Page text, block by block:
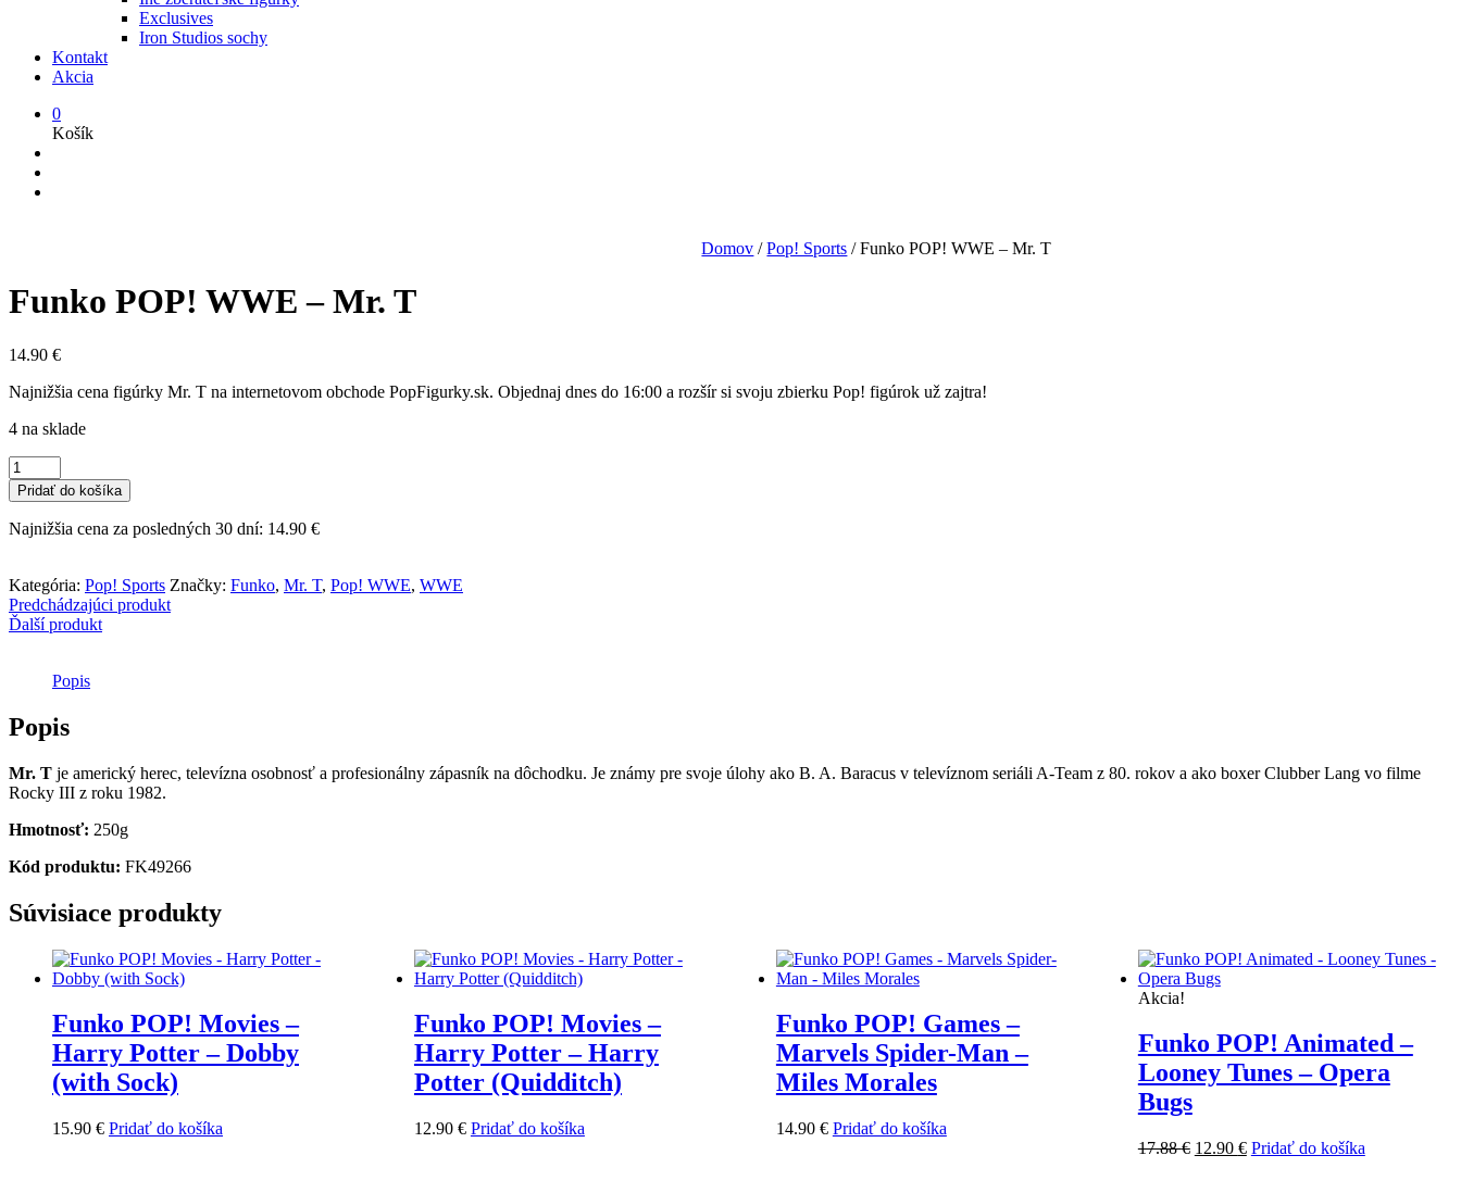
Exclusives
Iron Studios sochy
Kontakt
Akcia
0
Košík
Domov / Pop! Sports /Funko POP! WWE – Mr. T
Funko POP! WWE – Mr. T
14.90 €
Najnižšia cena figúrky Mr. T na internetovom obchode PopFigurky.sk. Objednaj dnes do 16:00 a rozšír si svoju zbierku Pop! figúrok už zajtra!
4 na sklade
množstvo
Funko
POP!
WWE
T
Pridať do košíka
Najnižšia cena za posledných 30 dní: 14.90 €
Kategória: Pop! Sports Značky: Funko, Mr. T, Pop! WWE, WWE
Predchádzajúci produkt
Ďalší produkt
Popis
Popis
Mr. T je americký herec, televízna osobnosť a profesionálny zápasník na dôchodku. Je známy pre svoje úlohy ako B. A. Baracus v televíznom seriáli A-Team z 80. rokov a ako boxer Clubber Lang vo filme
Rocky III z roku 1982.
Hmotnosť: 250g
Kód produktu: FK49266
Súvisiace produkty
Funko POP! Movies –
Harry Potter – Dobby
(with Sock)
15.90 € Pridať do košíka
Funko POP! Movies –
Harry Potter – Harry
Potter (Quidditch)
12.90 € Pridať do košíka
Funko POP! Games –
Marvels Spider-Man –
Miles Morales
14.90 € Pridať do košíka
Akcia!
Funko POP! Animated –
Looney Tunes – Opera
Bugs
17.88€ Pôvodná
12.90 €Aktuálna
Pridať do košíka